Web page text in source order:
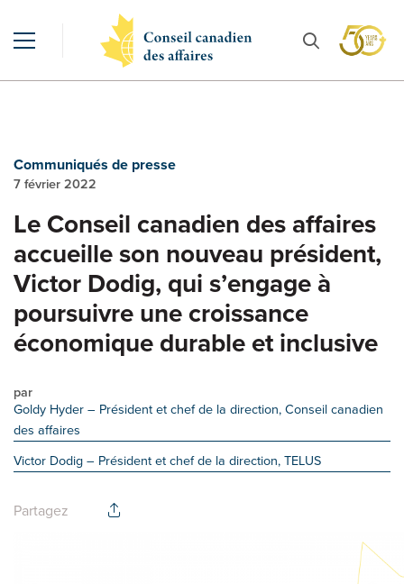
Communiqués de presse
7 février 2022
Le Conseil canadien des affaires
accueille son nouveau président,
Victor Dodig, qui s’engage à
poursuivre une croissance
économique durable et inclusive
par
Goldy Hyder– Président et chef de la direction, Conseil canadien
des affaires
Victor Dodig– Président et chef de la direction, TELUS
Partagez